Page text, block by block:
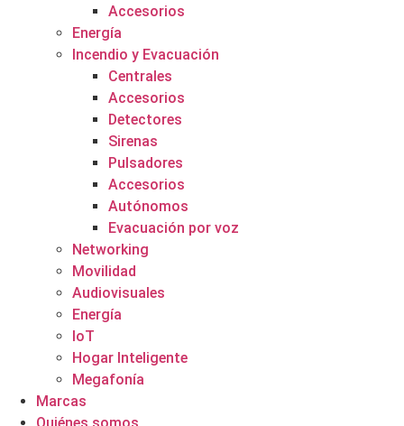
Accesorios
Energía
Incendio y Evacuación
Centrales
Accesorios
Detectores
Sirenas
Pulsadores
Accesorios
Autónomos
Evacuación por voz
Networking
Movilidad
Audiovisuales
Energía
IoT
Hogar Inteligente
Megafonía
Marcas